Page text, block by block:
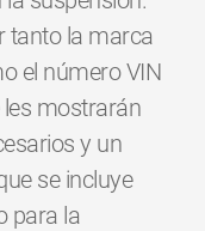
tanto la marca
el número VIN
mostrarán
y un
se incluye
para la